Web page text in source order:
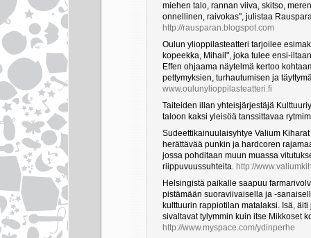
miehen talo, rannan viiva, skitso,
onnellinen, raivokas", julistaa
http://rausparan.blogspot.com
Oulun ylioppilasteatteri tarjoilee
kopeekka, Mihail", joka tulee ensi-
Effen ohjaama näytelmä kertoo
pettymyksien, turhautumisen ja
www.oulunylioppilasteatteri.fi
Taiteiden illan yhteisjärjestäjä
taloon kaksi yleisöä tanssittavaa
Sudeettikainuulaisyhtye Valium
herättävää punkin ja hardcoren
jossa pohditaan muun muassa
riippuvuussuhteita. http://
Helsingistä paikalle saapuu
pistämään suoraviivaisella ja -
kulttuurin rappiotilan matalaksi. Isä,
sivaltavat tylymmin kuin itse Mikkoset
http://www.myspace.com/ydinperhe